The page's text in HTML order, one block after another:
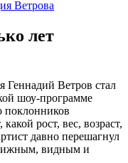
Ветрова
лет
Геннадий Ветров стал
шоу-программе
поклонников
рост, вес, возраст,
давно перешагнул
видным и